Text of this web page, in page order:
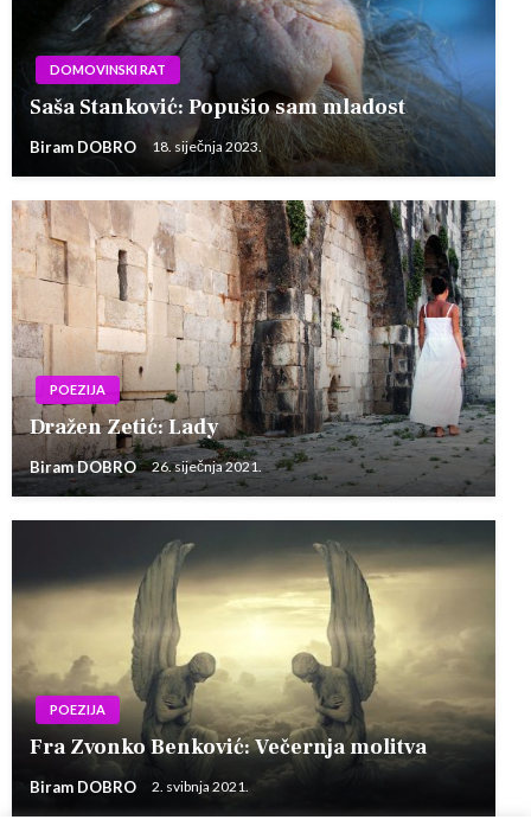
DOMOVINSKI RAT
Saša Stanković: Popušio sam mladost
Biram DOBRO 18. siječnja 2023.
POEZIJA
Dražen Zetić: Lady
Biram DOBRO 26. siječnja 2021.
POEZIJA
Fra Zvonko Benković: Večernja molitva
Biram DOBRO 2. svibnja 2021.